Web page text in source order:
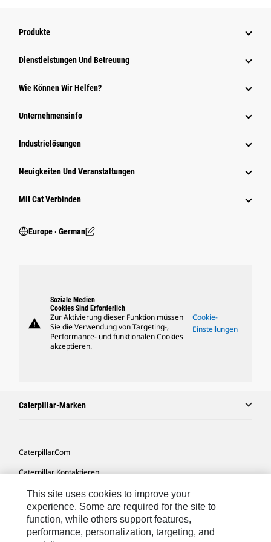
Produkte
Dienstleistungen Und Betreuung
Wie Können Wir Helfen?
Unternehmensinfo
Industrielösungen
Neuigkeiten Und Veranstaltungen
Mit Cat Verbinden
Europe ‧ German
warning
Soziale Medien
Cookies Sind Erforderlich
Zur Aktivierung dieser Funktion müssen
Sie die Verwendung von Targeting-,
Performance- und funktionalen Cookies
akzeptieren.
Cookie-
Einstellungen
Caterpillar-Marken
Caterpillar.com
Caterpillar Kontaktieren
Meine Marketing-Präferenzen
Seitenübersicht
Cookie Settings
This site uses cookies to improve your
experience. Some are required for the site to
function, while others support features,
performance, personalization, targeting, and